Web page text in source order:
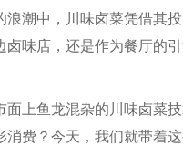
浪潮中，川味卤菜凭借其
卤味店，还是作为餐厅的
面上鱼龙混杂的川味卤菜
消费？今天，我们就带着